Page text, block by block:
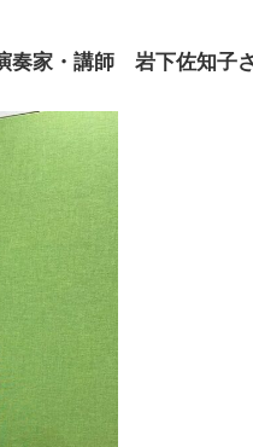
家・講師 岩下佐知子